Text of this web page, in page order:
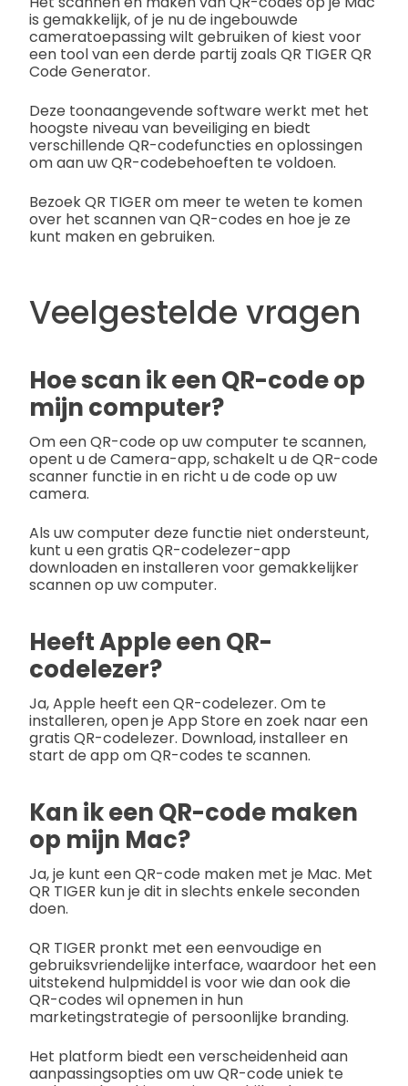
is gemakkelijk, of je nu de ingebouwde
cameratoepassing wilt gebruiken of kiest voor
een tool van een derde partij zoals QR TIGER QR
Code Generator.
Deze toonaangevende software werkt met het
hoogste niveau van beveiliging en biedt
verschillende QR-codefuncties en oplossingen
om aan uw QR-codebehoeften te voldoen.
Bezoek QR TIGER om meer te weten te komen
over het scannen van QR-codes en hoe je ze
kunt maken en gebruiken.
Veelgestelde vragen
Hoe scan ik een QR-code op
mijn computer?
Om een QR-code op uw computer te scannen,
opent u de Camera-app, schakelt u de QR-code
scanner functie in en richt u de code op uw
camera.
Als uw computer deze functie niet ondersteunt,
kunt u een gratis QR-codelezer-app
downloaden en installeren voor gemakkelijker
scannen op uw computer.
Heeft Apple een QR-
codelezer?
Ja, Apple heeft een QR-codelezer. Om te
installeren, open je App Store en zoek naar een
gratis QR-codelezer. Download, installeer en
start de app om QR-codes te scannen.
Kan ik een QR-code maken
op mijn Mac?
Ja, je kunt een QR-code maken met je Mac. Met
QR TIGER kun je dit in slechts enkele seconden
doen.
QR TIGER pronkt met een eenvoudige en
gebruiksvriendelijke interface, waardoor het een
uitstekend hulpmiddel is voor wie dan ook die
QR-codes wil opnemen in hun
marketingstrategie of persoonlijke branding.
Het platform biedt een verscheidenheid aan
aanpassingsopties om uw QR-code uniek te